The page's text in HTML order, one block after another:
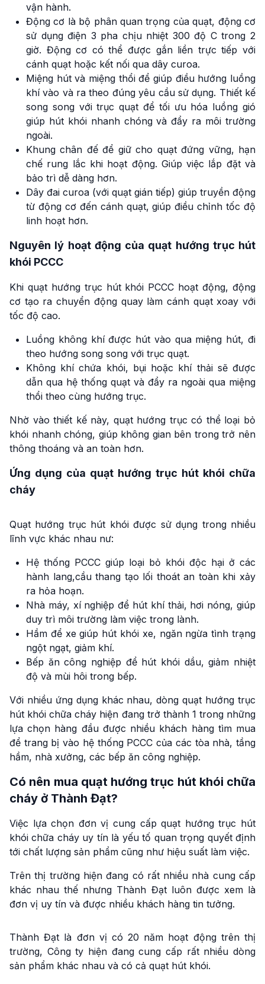
vận hành.
Động cơ là bộ phân quan trọng của quạt, động cơ
sử dụng điện 3 pha chịu nhiệt 300 độ C trong 2
giờ. Động cơ có thể được gắn liền trực tiếp với
cánh quạt hoặc kết nối qua dây curoa.
Miệng hút và miệng thổi để giúp điều hướng luồng
khí vào và ra theo đúng yêu cầu sử dụng. Thiết kế
song song với trục quạt để tối ưu hóa luồng gió
giúp hút khói nhanh chóng và đẩy ra môi trường
ngoài.
Khung chân đế để giữ cho quạt đứng vững, hạn
chế rung lắc khi hoạt động. Giúp việc lắp đặt và
bảo trì dễ dàng hơn.
Dây đai curoa (với quạt gián tiếp) giúp truyền động
từ động cơ đến cánh quạt, giúp điều chỉnh tốc độ
linh hoạt hơn.
Nguyên lý hoạt động của quạt hướng trục hút
khói PCCC
Khi quạt hướng trục hút khói PCCC hoạt động, động
cơ tạo ra chuyển động quay làm cánh quạt xoay với
tốc độ cao.
Luồng không khí được hút vào qua miệng hút, đi
theo hướng song song với trục quạt.
Không khí chứa khói, bụi hoặc khí thải sẽ được
dẫn qua hệ thống quạt và đẩy ra ngoài qua miệng
thổi theo cùng hướng trục.
Nhờ vào thiết kế này, quạt hướng trục có thể loại bỏ
khói nhanh chóng, giúp không gian bên trong trở nên
thông thoáng và an toàn hơn.
Ứng dụng của quạt hướng trục hút khói chữa
cháy
Quạt hướng trục hút khói được sử dụng trong nhiều
lĩnh vực khác nhau nư:
Hệ thống PCCC giúp loại bỏ khói độc hại ở các
hành lang,cầu thang tạo lối thoát an toàn khi xảy
ra hỏa hoạn.
Nhà máy, xí nghiệp để hút khí thải, hơi nóng, giúp
duy trì môi trường làm việc trong lành.
Hầm để xe giúp hút khói xe, ngăn ngừa tình trạng
ngột ngạt, giảm khí.
Bếp ăn công nghiệp để hút khói dầu, giảm nhiệt
độ và mùi hôi trong bếp.
Với nhiều ứng dụng khác nhau, dòng quạt hướng trục
hút khói chữa cháy hiện đang trở thành 1 trong những
lựa chọn hàng đầu được nhiều khách hàng tìm mua
để trang bị vào hệ thống PCCC của các tòa nhà, tầng
hầm, nhà xưởng, các bếp ăn công nghiệp.
Có nên mua quạt hướng trục hút khói chữa
cháy ở Thành Đạt?
Việc lựa chọn đơn vị cung cấp quạt hướng trục hút
khói chữa cháy uy tín là yếu tố quan trọng quyết định
tới chất lượng sản phẩm cũng như hiệu suất làm việc.
Trên thị trường hiện đang có rất nhiều nhà cung cấp
khác nhau thế nhưng Thành Đạt luôn được xem là
đơn vị uy tín và được nhiều khách hàng tin tưởng.
Thành Đạt là đơn vị có 20 năm hoạt động trên thị
trường, Công ty hiện đang cung cấp rất nhiều dòng
sản phẩm khác nhau và có cả quạt hút khói.